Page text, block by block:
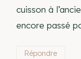
cuisson à
encore passé
Répondre